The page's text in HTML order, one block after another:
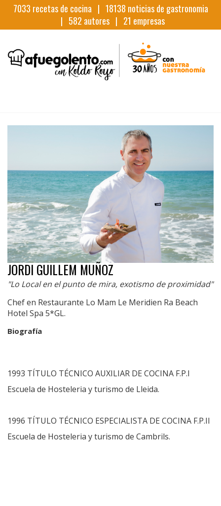
7033 recetas de cocina | 18138 noticias de gastronomia
| 582 autores | 21 empresas
JORDI GUILLEM MUÑOZ
"Lo Local en el punto de mira, exotismo de proximidad"
Chef en Restaurante Lo Mam Le Meridien Ra Beach
Hotel Spa 5*GL.
Biografía
1993 TÍTULO TÉCNICO AUXILIAR DE COCINA F.P.I
Escuela de Hosteleria y turismo de Lleida.
1996 TÍTULO TÉCNICO ESPECIALISTA DE COCINA F.P.II
Escuela de Hosteleria y turismo de Cambrils.